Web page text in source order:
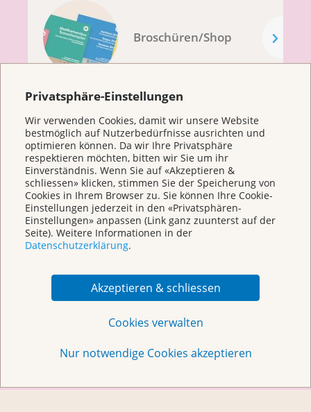
Privatsphäre-Einstellungen
Wir verwenden Cookies, damit wir unsere Website
bestmöglich auf Nutzerbedürfnisse ausrichten und
optimieren können. Da wir Ihre Privatsphäre
respektieren möchten, bitten wir Sie um ihr
Einverständnis. Wenn Sie auf «Akzeptieren &
schliessen» klicken, stimmen Sie der Speicherung von
Cookies in Ihrem Browser zu. Sie können Ihre Cookie-
Einstellungen jederzeit in den «Privatsphären-
Einstellungen» anpassen (Link ganz zuunterst auf der
Seite). Weitere Informationen in der
Datenschutzerklärung.
Akzeptieren & schliessen
Cookies verwalten
Nur notwendige Cookies akzeptieren
Broschüren/Shop
KrebsInfo
0800 11 88 11
Montag – Freitag: 10 – 18 Uhr
E-Mail
mailto:krebsinfo@krebsliga.ch
Chat
KrebsInfo